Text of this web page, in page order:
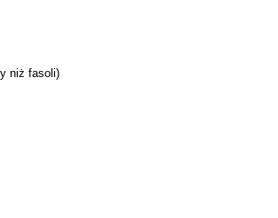
niż fasoli)